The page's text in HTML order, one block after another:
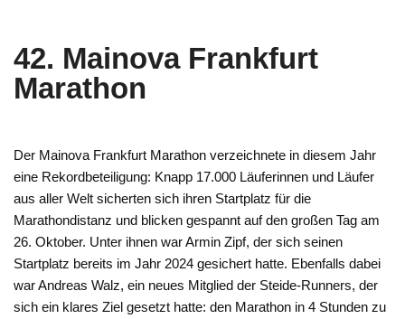
42. Mainova Frankfurt
Marathon
Der Mainova Frankfurt Marathon verzeichnete in diesem Jahr
eine Rekordbeteiligung: Knapp 17.000 Läuferinnen und Läufer
aus aller Welt sicherten sich ihren Startplatz für die
Marathondistanz und blicken gespannt auf den großen Tag am
26. Oktober. Unter ihnen war Armin Zipf, der sich seinen
Startplatz bereits im Jahr 2024 gesichert hatte. Ebenfalls dabei
war Andreas Walz, ein neues Mitglied der Steide-Runners, der
sich ein klares Ziel gesetzt hatte: den Marathon in 4 Stunden zu